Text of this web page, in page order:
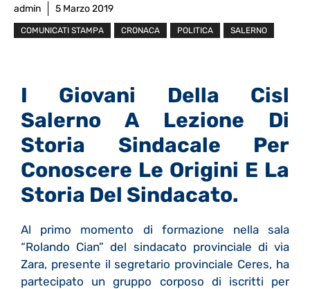
admin 5 Marzo 2019
COMUNICATI STAMPA CRONACA POLITICA SALERNO
I Giovani Della Cisl
Salerno A Lezione Di
Storia Sindacale Per
Conoscere Le Origini E La
Storia Del Sindacato.
Al primo momento di formazione nella sala
“Rolando Cian” del sindacato provinciale di via
Zara, presente il segretario provinciale Ceres, ha
partecipato un gruppo corposo di iscritti per